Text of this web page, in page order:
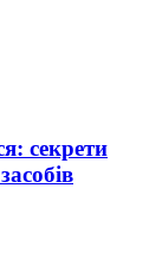
секрети